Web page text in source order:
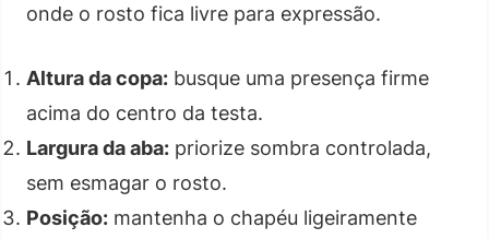
onde o rosto fica livre para expressão.
Altura da copa: busque uma presença firme
acima do centro da testa.
Largura da aba: priorize sombra controlada,
sem esmagar o rosto.
Posição: mantenha o chapéu ligeiramente